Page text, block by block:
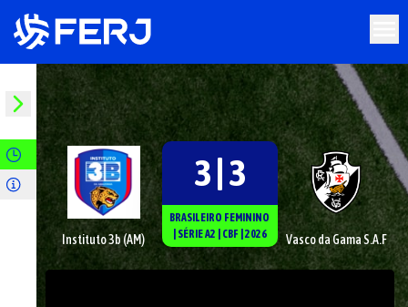
Instituto 3b (AM)
3 | 3
BRASILEIRO FEMININO
SÉRIEA2 CBF 2026 Vasco da Gama S.A.F